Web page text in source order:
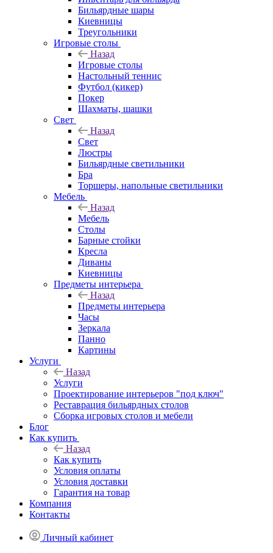
Бильярдные шары
Киевницы
Треугольники
Игровые столы
Назад
Игровые столы
Настольный теннис
Футбол (кикер)
Покер
Шахматы, шашки
Свет
Назад
Свет
Люстры
Бильярдные светильники
Бра
Торшеры, напольные светильники
Мебель
Назад
Мебель
Столы
Барные стойки
Кресла
Диваны
Киевницы
Предметы интерьера
Назад
Предметы интерьера
Часы
Зеркала
Панно
Картины
Услуги
Назад
Услуги
Проектирование интерьеров "под ключ"
Реставрация бильярдных столов
Сборка игровых столов и мебели
Блог
Как купить
Назад
Как купить
Условия оплаты
Условия доставки
Гарантия на товар
Компания
Контакты
Личный кабинет